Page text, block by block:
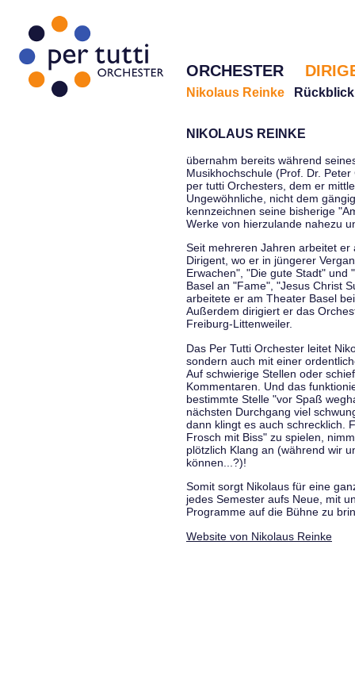
ORCHESTER
Nikolaus Reinke Rückblick
NIKOLAUS REINKE
übernahm bereits während
Musikhochschule (Prof. Dr.
per tutti Orchesters, dem er
Ungewöhnliche, nicht dem
kennzeichnen seine bisherige
Werke von hierzulande nahezu
Seit mehreren Jahren arbeitet
Dirigent, wo er in jüngerer
Erwachen", "Die gute Stadt" und
Basel an "Fame", "Jesus Christ
arbeitete er am Theater Basel
Außerdem dirigiert er das
Freiburg-Littenweiler.
Das Per Tutti Orchester leitet
sondern auch mit einer
Auf schwierige Stellen oder
Kommentaren. Und das
bestimmte Stelle "vor Spaß
nächsten Durchgang viel
dann klingt es auch schrecklich.
Frosch mit Biss" zu spielen,
plötzlich Klang an (während wir
können...?)!
Somit sorgt Nikolaus für eine
jedes Semester aufs Neue, mit
Programme auf die Bühne zu
Website von Nikolaus Reinke